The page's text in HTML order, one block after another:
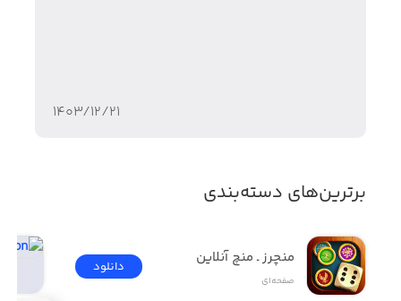
۱۴۰۳/۱۲/۲۱
برترین‌های دسته‌بندی
منچرز ـ منچ آنلاین
صفحه‌ای
دانلود